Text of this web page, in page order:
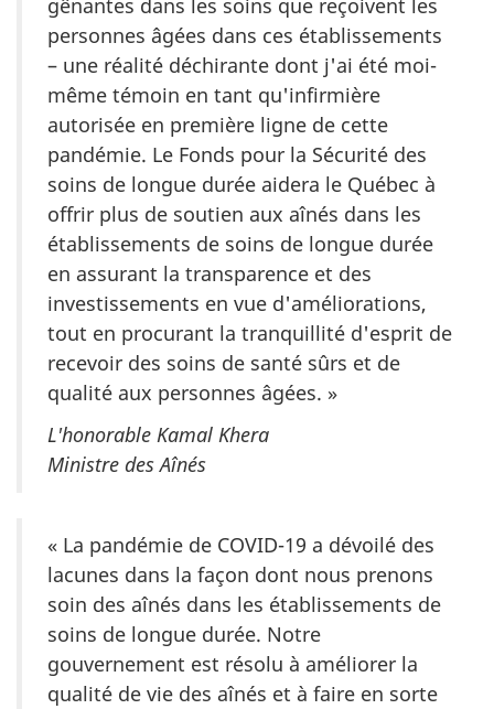
personnes âgées dans ces établissements
– une réalité déchirante dont j'ai été moi-
même témoin en tant qu'infirmière
autorisée en première ligne de cette
pandémie. Le Fonds pour la Sécurité des
soins de longue durée aidera le Québec à
offrir plus de soutien aux aînés dans les
établissements de soins de longue durée
en assurant la transparence et des
investissements en vue d'améliorations,
tout en procurant la tranquillité d'esprit de
recevoir des soins de santé sûrs et de
qualité aux personnes âgées. »
L'honorable Kamal Khera
Ministre des Aînés
« La pandémie de COVID-19 a dévoilé des
lacunes dans la façon dont nous prenons
soin des aînés dans les établissements de
soins de longue durée. Notre
gouvernement est résolu à améliorer la
qualité de vie des aînés et à faire en sorte